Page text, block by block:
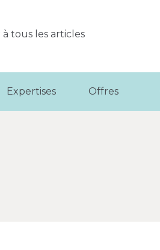
Expertises Offres
tous les articles